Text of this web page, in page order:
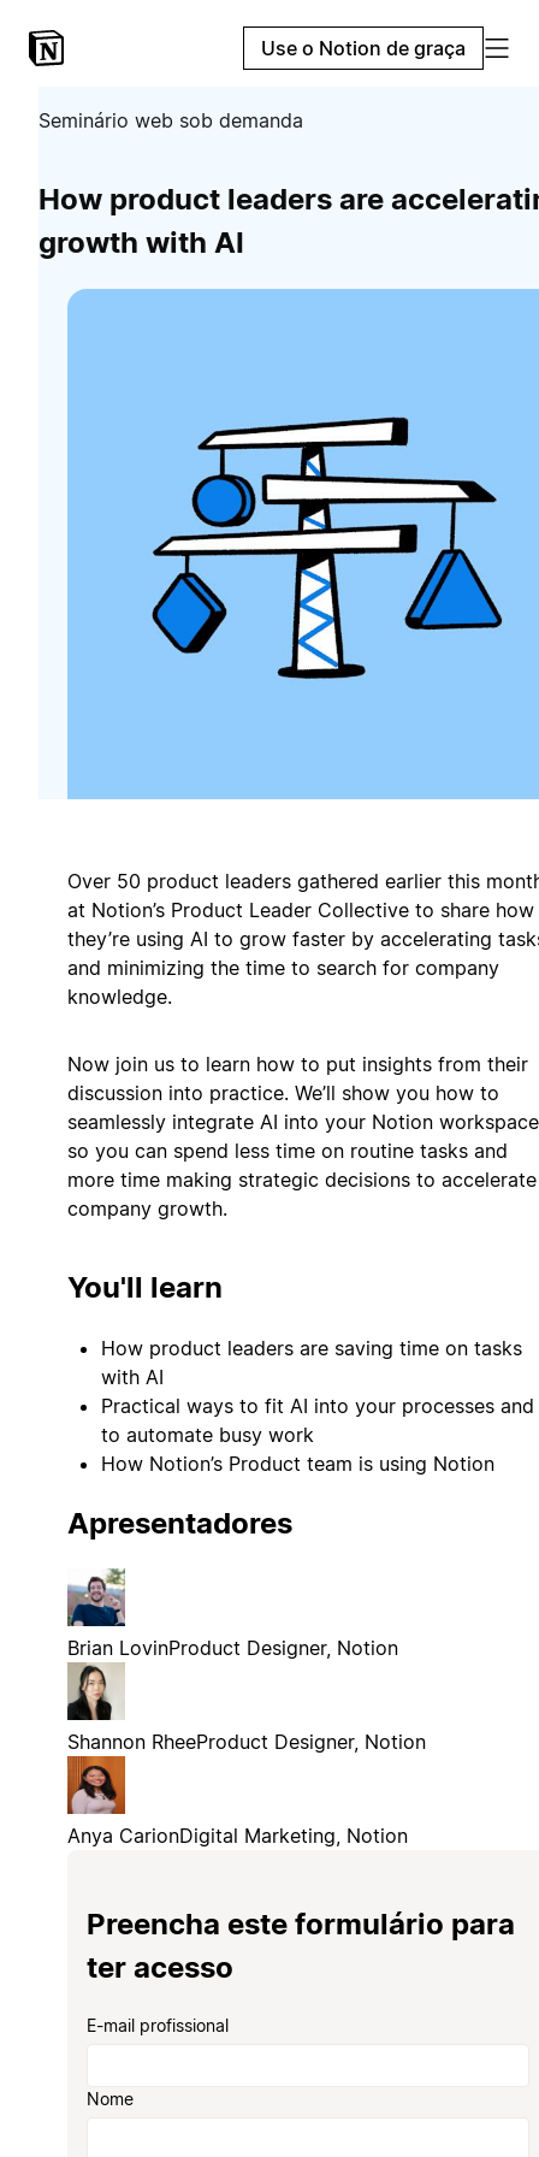
Use o Notion de graça
Seminário web sob demanda
How product leaders are
growth with AI
Over 50 product leaders gathered earlier this
at Notion’s Product Leader Collective to share how
they’re using AI to grow faster by accelerating
and minimizing the time to search for company
knowledge.
Now join us to learn how to put insights from their
discussion into practice. We’ll show you how to
seamlessly integrate AI into your Notion workspace
so you can spend less time on routine tasks and
more time making strategic decisions to accelerate
company growth.
You'll learn
How product leaders are saving time on tasks
with AI
Practical ways to fit AI into your processes and
to automate busy work
How Notion’s Product team is using Notion
Apresentadores
Brian LovinProduct Designer, Notion
Shannon RheeProduct Designer, Notion
Anya CarionDigital Marketing, Notion
Preencha este formulário para
ter acesso
E-mail profissional
Nome